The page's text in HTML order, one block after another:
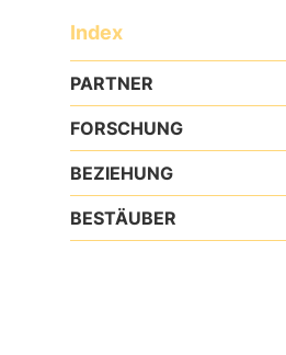
Index
PARTNER
FORSCHUNG
BEZIEHUNG
BESTÄUBER